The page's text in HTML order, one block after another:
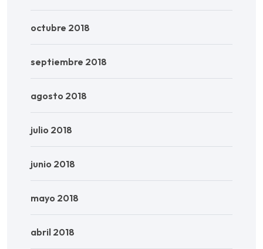
octubre 2018
septiembre 2018
agosto 2018
julio 2018
junio 2018
mayo 2018
abril 2018